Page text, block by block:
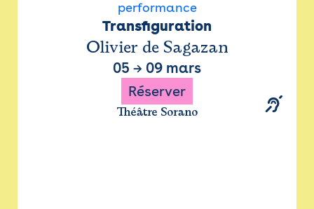
performance
Transfiguration
Olivier de Sagazan
05 → 09 mars
Réserver
Théâtre Sorano